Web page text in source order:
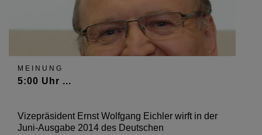
MEINUNG
5:00 Uhr ...
Vizepräsident Ernst Wolfgang Eichler wirft in der
Juni-Ausgabe 2014 des Deutschen